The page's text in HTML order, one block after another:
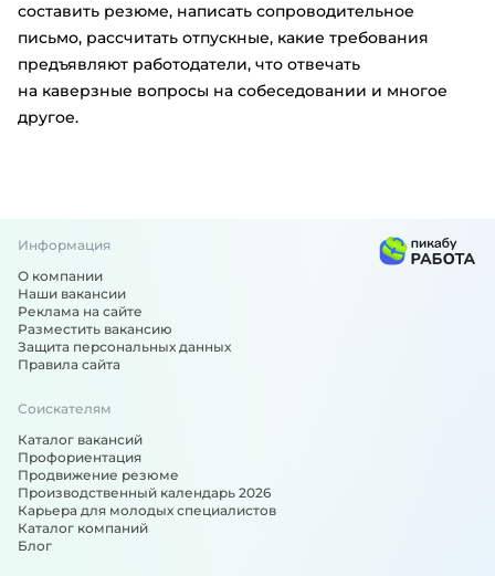
составить резюме, написать сопроводительное
письмо, рассчитать отпускные, какие требования
предъявляют работодатели, что отвечать
на каверзные вопросы на собеседовании и многое
другое.
Информация
О компании
Наши вакансии
Реклама на сайте
Разместить вакансию
Защита персональных данных
Правила сайта
Соискателям
Каталог вакансий
Профориентация
Продвижение резюме
Производственный календарь 2026
Карьера для молодых специалистов
Каталог компаний
Блог